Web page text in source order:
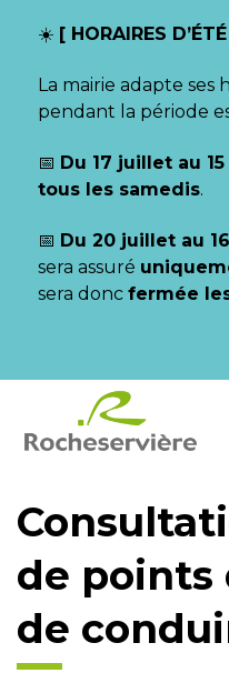
☀️ [ HORAIRES
La mairie adapte ses
pendant la période
📅 Du 17 juillet au
tous les samedis.
📅 Du 20 juillet au
sera assuré
sera donc fermée
contenu
pied
de points
de